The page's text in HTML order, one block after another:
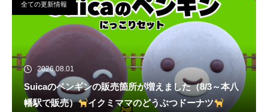
全ての更新情報
2026.08.01
Suicaのペンギンの販売箇所が増えました（8/3～本八
幡駅で販売）
イクミママのどうぶつドーナツ